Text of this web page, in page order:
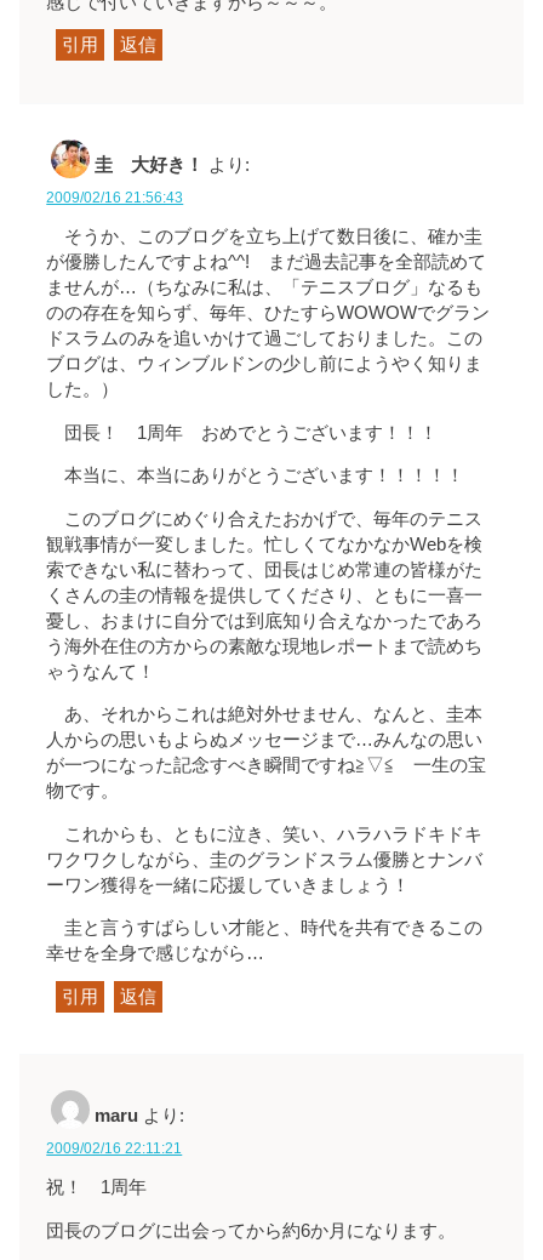
引用 返信
圭 大好き！ より:
2009/02/16 21:56:43
そうか、このブログを立ち上げて数日後に、確か圭
が優勝したんですよね^^! まだ過去記事を全部読めて
ませんが…（ちなみに私は、「テニスブログ」なるも
のの存在を知らず、毎年、ひたすらWOWOWでグラン
ドスラムのみを追いかけて過ごしておりました。この
ブログは、ウィンブルドンの少し前にようやく知りま
した。）
団長！ 1周年 おめでとうございます！！！
本当に、本当にありがとうございます！！！！！
このブログにめぐり合えたおかげで、毎年のテニス
観戦事情が一変しました。忙しくてなかなかWebを検
索できない私に替わって、団長はじめ常連の皆様がた
くさんの圭の情報を提供してくださり、ともに一喜一
憂し、おまけに自分では到底知り合えなかったであろ
う海外在住の方からの素敵な現地レポートまで読めち
ゃうなんて！
あ、それからこれは絶対外せません、なんと、圭本
人からの思いもよらぬメッセージまで…みんなの思い
が一つになった記念すべき瞬間ですね≧▽≦ 一生の宝
物です。
これからも、ともに泣き、笑い、ハラハラドキドキ
ワクワクしながら、圭のグランドスラム優勝とナンバ
ーワン獲得を一緒に応援していきましょう！
圭と言うすばらしい才能と、時代を共有できるこの
幸せを全身で感じながら…
引用 返信
maru より:
2009/02/16 22:11:21
祝！ 1周年
団長のブログに出会ってから約6か月になります。